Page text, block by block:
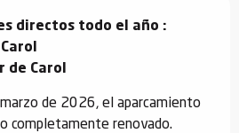
directos todo el año :
de Carol
de 2026, el aparcamiento
completamente renovado.